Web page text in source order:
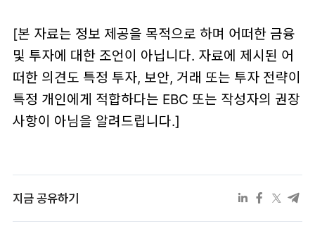
[본 자료는 정보 제공을 목적으로 하며 어떠한 금융
및 투자에 대한 조언이 아닙니다. 자료에 제시된 어
떠한 의견도 특정 투자, 보안, 거래 또는 투자 전략이
특정 개인에게 적합하다는 EBC 또는 작성자의 권장
사항이 아님을 알려드립니다.]
지금 공유하기